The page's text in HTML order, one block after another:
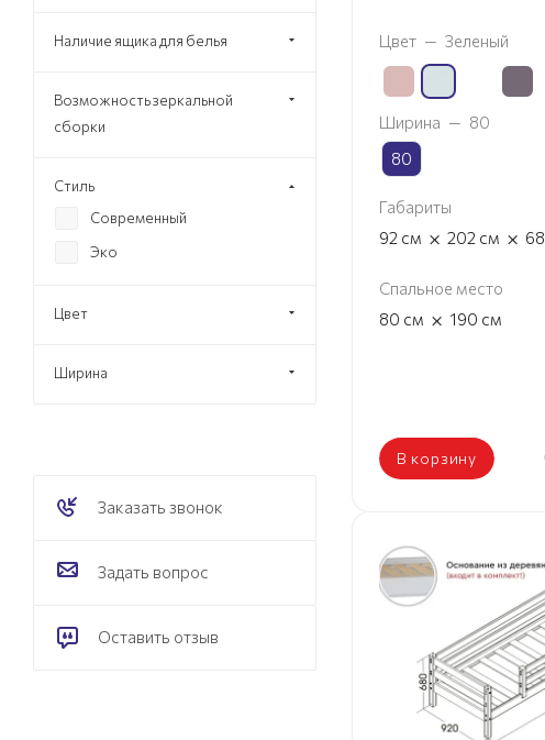
Цвет — Зеленый
Ширина — 80
80
Габариты
92 см × 202 см × 68
Спальное место
80 см × 190 см
В корзину
Наличие ящика для белья
Возможность зеркальной
сборки
Стиль
Современный
Эко
Цвет
Ширина
Заказать звонок
Задать вопрос
Оставить отзыв